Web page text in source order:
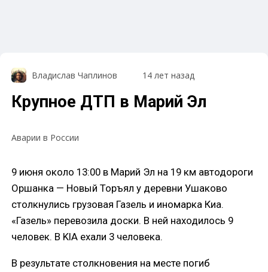
Владислав Чаплинов 14 лет назад
Крупное ДТП в Марий Эл
Аварии в России
9 июня около 13:00 в Марий Эл на 19 км автодороги
Оршанка — Новый Торъял у деревни Ушаково
столкнулись грузовая Газель и иномарка Киа.
«Газель» перевозила доски. В ней находилось 9
человек. В KIA ехали 3 человека.
В результате столкновения на месте погиб